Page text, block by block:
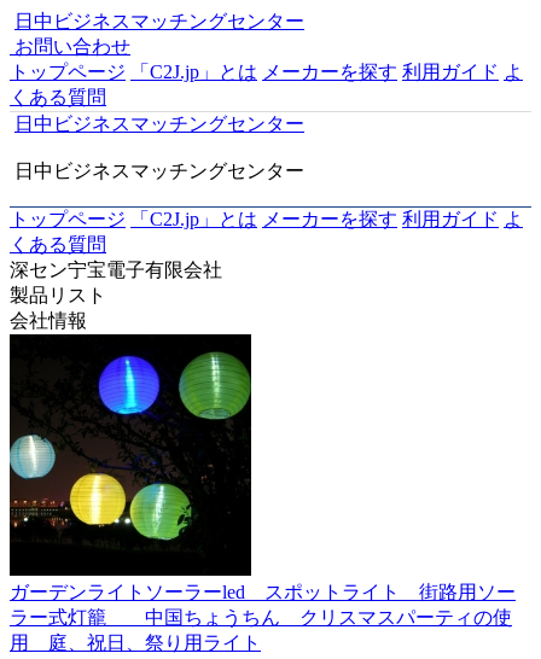
日中ビジネスマッチングセンター
お問い合わせ
トップページ
「C2J.jp」とは メーカーを探す 利用ガイド よ
くある質問
日中ビジネスマッチングセンター
日中ビジネスマッチングセンター
トップページ 「C2J.jp」とは メーカーを探す 利用ガイド よ
くある質問
深セン宁宝電子有限会社
製品リスト
会社情報
ガーデンライトソーラーled スポットライト 街路用ソー
ラー式灯籠 中国ちょうちん クリスマスパーティの使
用 庭、祝日、祭り用ライト